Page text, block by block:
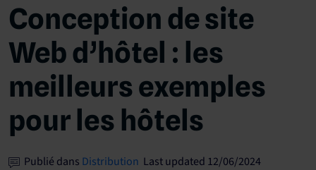
Conception de site
Web d’hôtel : les
meilleurs exemples
pour les hôtels
Publié dans Distribution Last updated 12/06/2024